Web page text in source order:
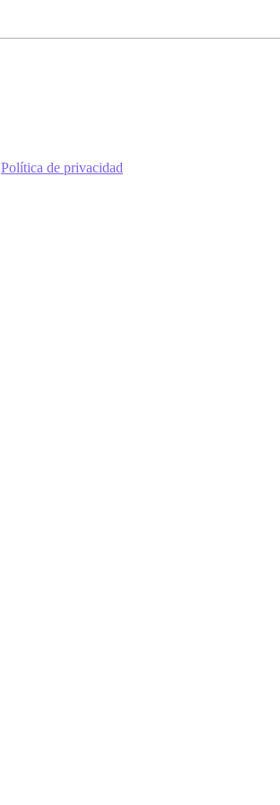
Política de privacidad